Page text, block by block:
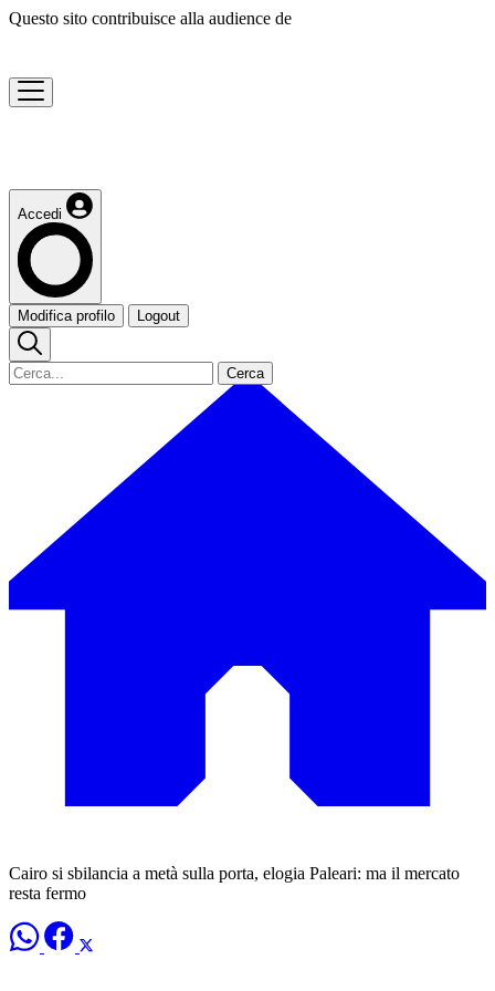
Questo sito contribuisce alla audience de
Accedi
Modifica profilo Logout
Cerca
Cairo si sbilancia a metà sulla porta, elogia Paleari: ma il mercato
resta fermo